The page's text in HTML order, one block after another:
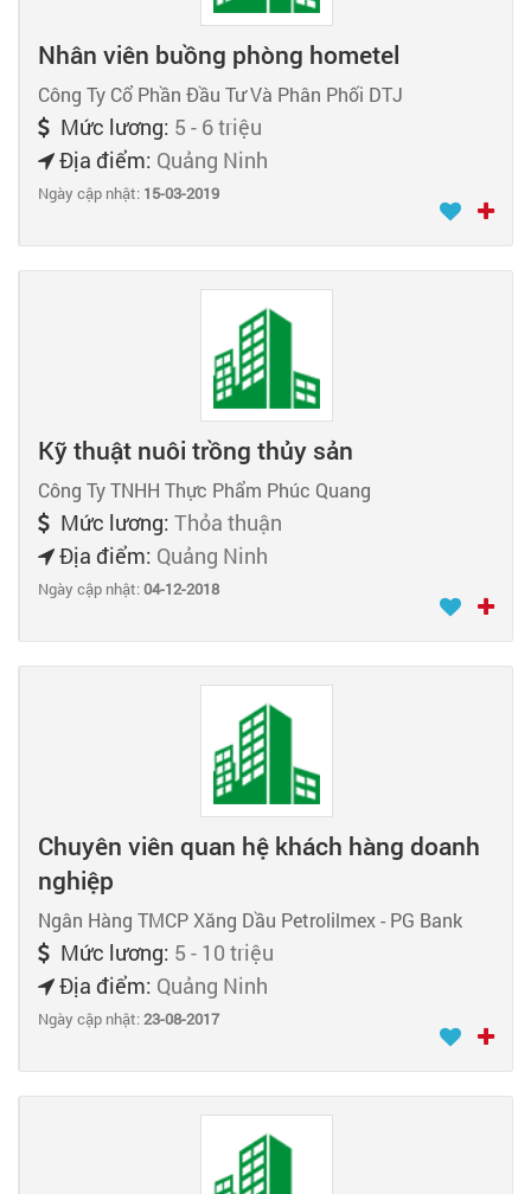
Nhân viên buồng phòng hometel
Công Ty Cổ Phần Đầu Tư Và Phân Phối DTJ
Mức lương: 5 - 6 triệu
Địa điểm: Quảng Ninh
Ngày cập nhật: 15-03-2019
Kỹ thuật nuôi trồng thủy sản
Công Ty TNHH Thực Phẩm Phúc Quang
Mức lương: Thỏa thuận
Địa điểm: Quảng Ninh
Ngày cập nhật:04-12-2018
Chuyên viên quan hệ khách hàng doanh
nghiệp
Ngân Hàng TMCP Xăng Dầu Petrolilmex - PG Bank
Mức lương: 5 - 10 triệu
Địa điểm: Quảng Ninh
Ngày cập nhật:23-08-2017